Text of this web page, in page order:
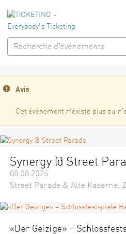
Avis
Cet événement n'éxiste plus ou
Synergy @ Street
08.08.2026
Street Parade & Alte Kaserne,
«Der Geizige» –